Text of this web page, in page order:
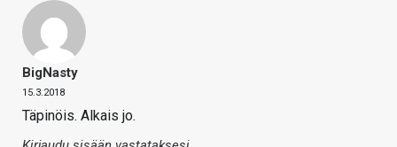
BigNasty
15.3.2018
Täpinöis. Alkais jo.